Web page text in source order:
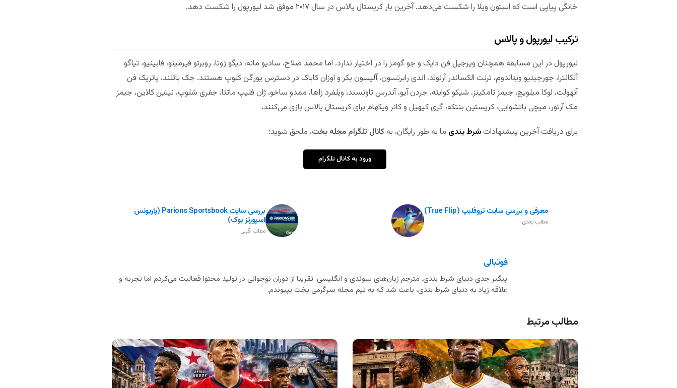
خانگی پیاپی است که استون ویلا را شکست می‌دهد. آخرین بار کریستال پالاس در سال ۲۰۱۷ موفق شد لیورپول را شکست دهد.
ترکیب لیورپول و پالاس
لیورپول در این مسابقه همچنان ویرجیل فن دایک و جو گومز را در اختیار ندارد. اما محمد صلاح، سادیو مانه، دیگو ژوتا، روبرتو فیرمینو، فابینیو، تیاگو
آلکانترا، جورجینیو وینالدوم، ترنت الکساندر آرنولد، اندی رابرتسون، آلیسون بکر و اوزان کاباک در دسترس یورگن کلوپ هستند. جک باتلند، پاتریک فن
آنهولت، لوکا میلویچ، جیمز تامکینز، شیکو کوایته، جردن آیو، آندرس تاونسند، ویلفرد زاها، ممدو ساخو، ژان فلیپ ماتتا، جفری شلوپ، نیتین کلاین، جیمز
مک آرتور، میچی باتشوایی، کریستین بنتکه، گری کیهیل و کانر ویکهام برای کریستال پالاس بازی می‌کنند.
برای دریافت آخرین پیشنهاداتشرط بندی ما به طور رایگان، بهکانال تلگرام مجله بخت، ملحق شوید:
ورود به کانال تلگرام
بررسی سایت Parions Sportsbook (پاریونس
اسپورتز بوک)
مطلب قبلی
معرفی و بررسی سایت تروفلیپ (True Flip)
مطلب بعدی
فوتبالی
پیگیر جدی دنیای شرط بندی. مترجم زبان‌های سوئدی و انگلیسی. تقریبا از دوران نوجوانی در تولید محتوا فعالیت می‌کردم اما تجربه و
علاقه زیاد به دنیای شرط بندی، باعث شد که به تیم مجله سرگرمی بخت بپیوندم.
مطالب مرتبط